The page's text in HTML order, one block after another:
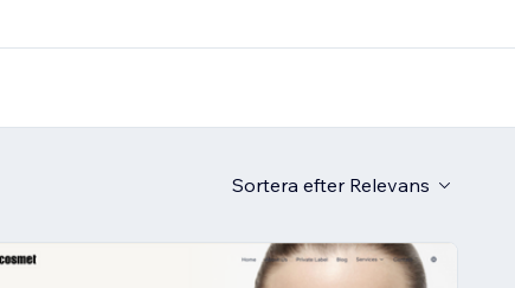
Sortera efter Relevans